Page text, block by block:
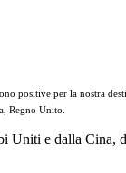
per la nostra
Regno Unito.
e dalla